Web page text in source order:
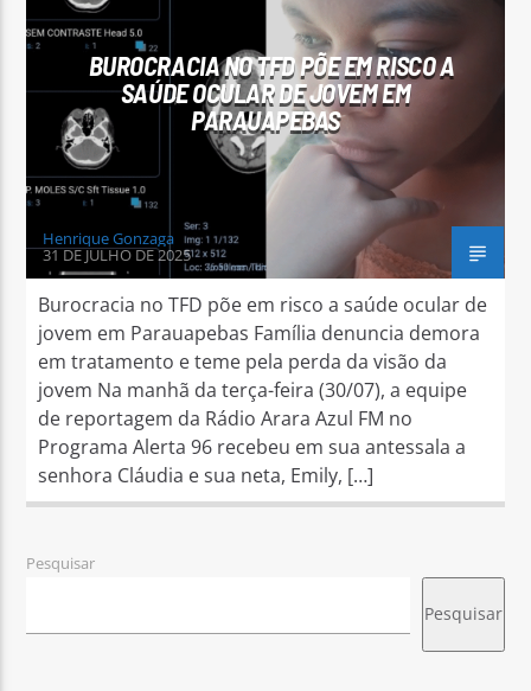
Arara Azul FM
BUROCRACIA NO TFD PÕE EM RISCO A
SAÚDE OCULAR DE JOVEM EM
PARAUAPEBAS
Henrique Gonzaga
31 DE JULHO DE 2025
Burocracia no TFD põe em risco a saúde ocular de
jovem em Parauapebas Família denuncia demora
em tratamento e teme pela perda da visão da
jovem Na manhã da terça-feira (30/07), a equipe
de reportagem da Rádio Arara Azul FM no
Programa Alerta 96 recebeu em sua antessala a
senhora Cláudia e sua neta, Emily, […]
Pesquisar
Pesquisar